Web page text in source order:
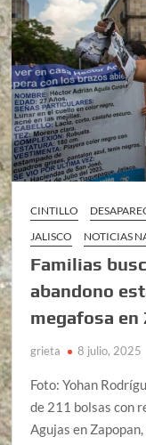
CINTILLO
JALISCO
NOTICIAS
Familias
abandono
megafosa en
grieta 8 julio, 2025
Foto: Yohan
de 211 bolsas con
Agujas en